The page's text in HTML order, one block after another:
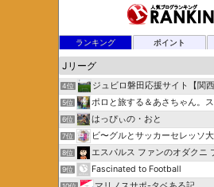
ランキング ポイント
4位 ジュビロ磐田応援サイト【関
5位 ポロと旅する＆あさちゃん。
6位 はっぴぃの・おと
7位 ビ〜グルとサッカーセレッソ
8位 エスパルス ファンのオダクニ
9位 Fascinated to Football